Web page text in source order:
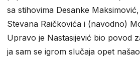
sa stihovima Desanke
Stevana Raičkovića i (navodno)
Upravo je Nastasijević bio povod
ja sam se igrom slučaja opet